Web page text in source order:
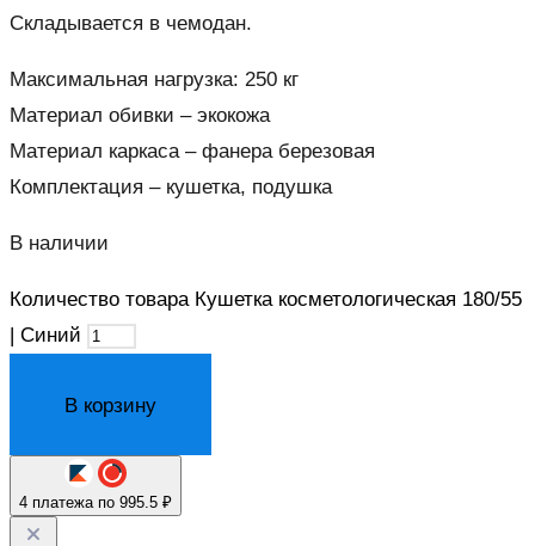
Складывается в чемодан.
Максимальная нагрузка: 250 кг
Материал обивки – экокожа
Материал каркаса – фанера березовая
Комплектация – кушетка, подушка
В наличии
Количество товара Кушетка косметологическая 180/55
| Синий
В корзину
4 платежа по 995.5 ₽